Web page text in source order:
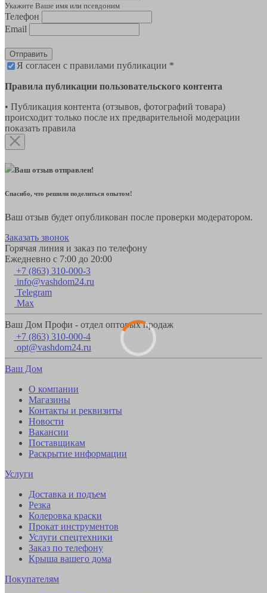
Укажите Ваше имя или псевдоним
Телефон
Email
Отправить
Я согласен с правилами публикации *
Правила публикации пользовательского контента
• Публикация контента (отзывов, фотографий товара)
происходит только после их предварительной модерации
показать правила
Ваш отзыв отправлен!
Спасибо, что решили поделиться опытом!
Ваш отзыв будет опубликован после проверки модератором.
Заказать звонок
Горячая линия и заказ по телефону
Ежедневно с 7:00 до 20:00
+7 (863) 310-000-3
info@vashdom24.ru
Telegram
Max
Ваш Дом Профи - отдел оптовых продаж
+7 (863) 310-000-4
opt@vashdom24.ru
Ваш Дом
О компании
Магазины
Контакты и реквизиты
Новости
Вакансии
Поставщикам
Раскрытие информации
Услуги
Доставка и подъем
Резка
Колеровка краски
Прокат инструментов
Услуги спецтехники
Заказ по телефону
Крыша вашего дома
Покупателям